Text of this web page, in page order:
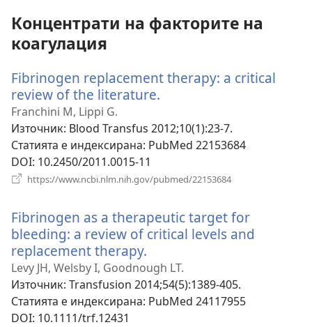
Концентрати на факторите на
коагулация
Fibrinogen replacement therapy: a critical
review of the literature.
прозорец)
Franchini M, Lippi G.
Източник‎: Blood Transfus 2012;10(1):23-7.
Статията е индексирана‎: PubMed 22153684
DOI‎: 10.2450/2011.0015-11
https://www.ncbi.nlm.nih.gov/pubmed/22153684
Fibrinogen as a therapeutic target for
bleeding: a review of critical levels and
replacement therapy.
нов
прозорец)
Levy JH, Welsby I, Goodnough LT.
Източник‎: Transfusion 2014;54(5):1389-405.
Статията е индексирана‎: PubMed 24117955
DOI‎: 10.1111/trf.12431